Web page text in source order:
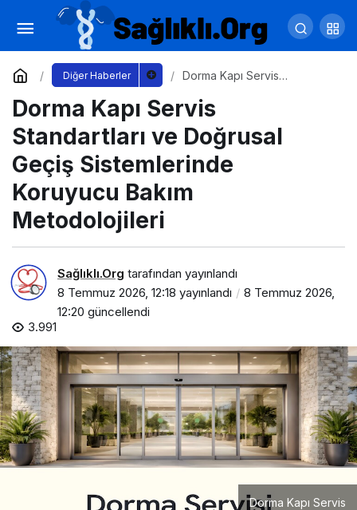
Diğer Haberler
Dorma Kapı Servis
Geçiş Sistemlerinde
Koruyucu Bakım
Metodolojileri
Dorma Kapı Servis
Standartları ve Doğrusal
Geçiş Sistemlerinde
Koruyucu Bakım
Metodolojileri
Sağlıklı.Org tarafından yayınlandı
8 Temmuz 2026, 12:18 yayınlandı
8 Temmuz 2026,
12:20 güncellendi
3.991
Dorma Kapı Servis
İş Kazası Geçiren İşçinin Hukuki Hakları
Nelerdir?
Yorum Yap Paylaş